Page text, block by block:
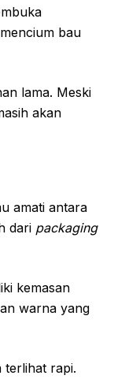
bau
lama. Meski
akan
amati antara
dari packaging
kemasan
warna yang
terlihat rapi.